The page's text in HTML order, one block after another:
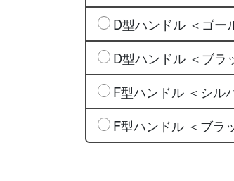
D型ハンドル ＜ゴー
D型ハンドル ＜ブラ
F型ハンドル ＜シル
F型ハンドル ＜ブラ